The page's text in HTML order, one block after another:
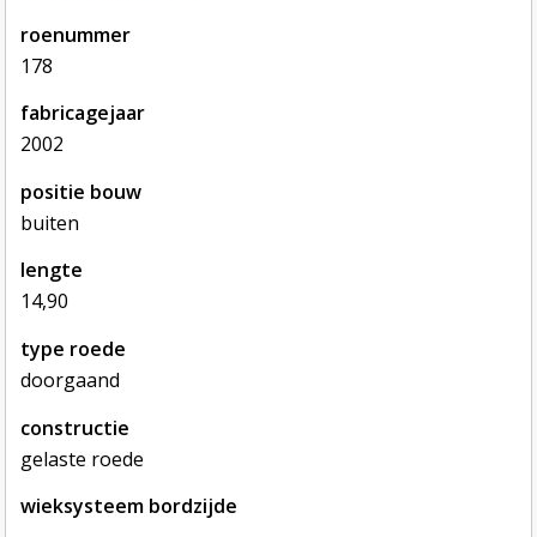
roenummer
178
fabricagejaar
2002
positie bouw
buiten
lengte
14,90
type roede
doorgaand
constructie
gelaste roede
wieksysteem bordzijde